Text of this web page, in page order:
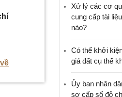
Xử lý các cơ
cung cấp tài
nào?
Có thể khởi
giá đất cụ thể
Ủy ban nhân
sơ cấp sổ đỏ